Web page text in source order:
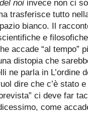
noi invece non ci
trasferisce tutto
bianco. Il
e
accade “al tempo”
distopia che
ne parla in L’ordine
dire che c’è stato
ci deve far
come